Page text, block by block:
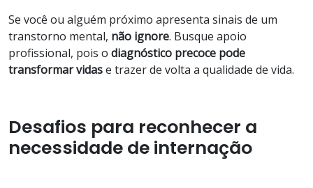
Se você ou alguém próximo apresenta sinais de um
transtorno mental, não ignore. Busque apoio
profissional, pois o diagnóstico precoce pode
transformar vidase trazer de volta a qualidade de vida.
Desafios para reconhecer a
necessidade de internação